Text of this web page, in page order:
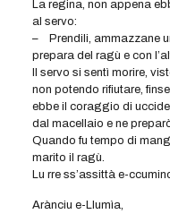
La regina, non appena
al servo:
– Prendili, ammazzane
prepara del ragù e con
Il servo si sentì morire,
non potendo rifiutare,
ebbe il coraggio di
dal macellaio e ne
Quando fu tempo di
marito il ragù.
Lu rre ss’assittà e-
Arànciu e-Llumìa,